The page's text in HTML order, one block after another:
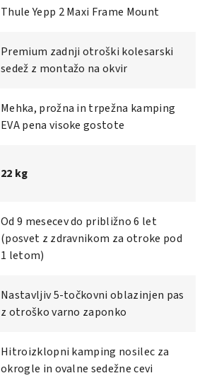
Thule Yepp 2 Maxi Frame Mount
Premium zadnji otroški kolesarski
sedež z montažo na okvir
Mehka, prožna in trpežna kamping
EVA pena visoke gostote
22 kg
Od 9 mesecev do približno 6 let
(posvet z zdravnikom za otroke pod
1 letom)
Nastavljiv 5-točkovni oblazinjen pas
z otroško varno zaponko
Hitroizklopni kamping nosilec za
okrogle in ovalne sedežne cevi